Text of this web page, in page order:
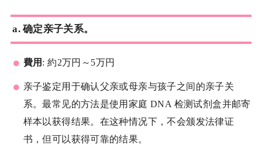
a.确定亲子关系。
費用 : 約2万円～5万円
亲子鉴定用于确认父亲或母亲与孩子之间的亲子关
系。最常见的方法是使用家庭 DNA 检测试剂盒并邮寄
样本以获得结果。在这种情况下，不会颁发法律证
书，但可以获得可靠的结果。